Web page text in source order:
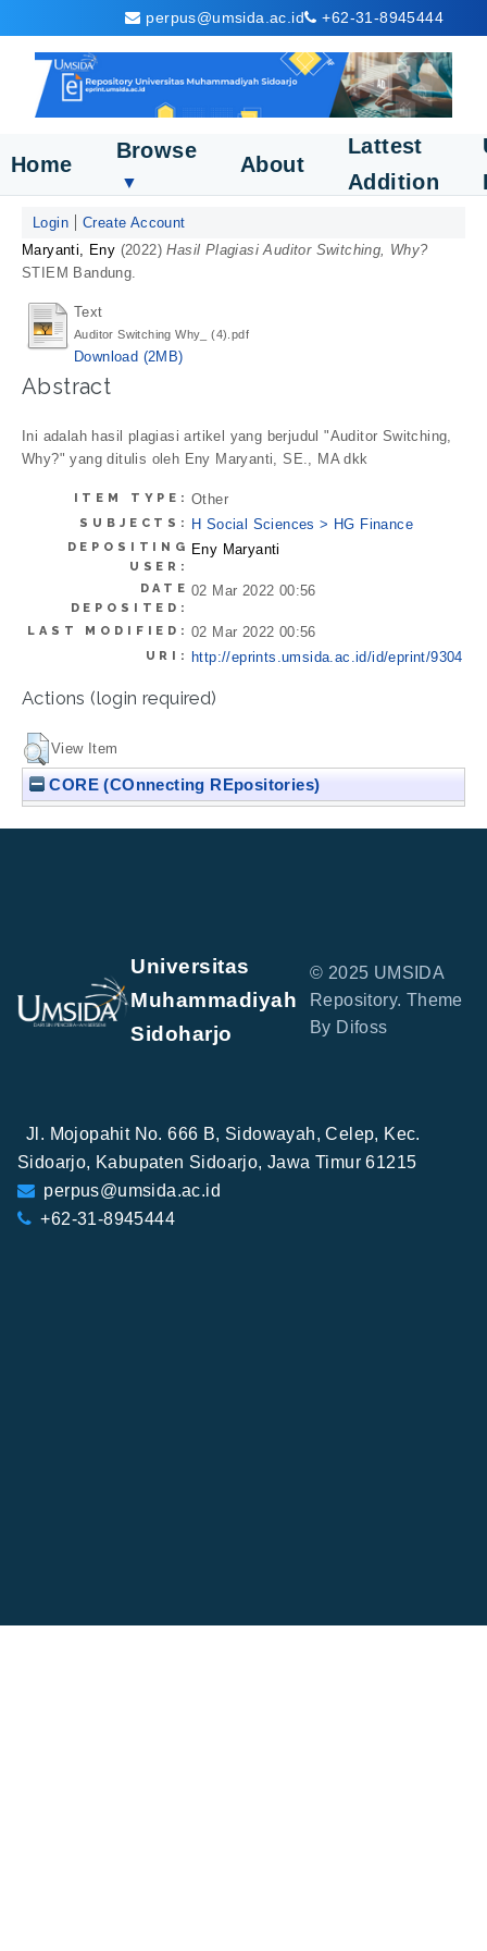
perpus@umsida.ac.id +62-31-8945444
Home
Browse
▼
About
Lattest
Addition
Login
Create Account
Maryanti, Eny (2022)Hasil Plagiasi Auditor Switching, Why?
STIEM Bandung.
Text
Auditor Switching Why_ (4).pdf
Download (2MB)
Abstract
Ini adalah hasil plagiasi artikel yang berjudul "Auditor Switching,
Why?" yang ditulis oleh Eny Maryanti, SE., MA dkk
ITEM TYPE: Other
SUBJECTS: H Social Sciences > HG Finance
DEPOSITING
USER:
Eny Maryanti
DATE
DEPOSITED:
02 Mar 2022 00:56
LAST MODIFIED: 02 Mar 2022 00:56
URI: http://eprints.umsida.ac.id/id/eprint/9304
Actions (login required)
View Item
CORE (COnnecting REpositories)
Universitas
Muhammadiyah
Sidoharjo
© 2025 UMSIDA
Repository. Theme
By Difoss
Jl. Mojopahit No. 666 B, Sidowayah, Celep, Kec.
Sidoarjo, Kabupaten Sidoarjo, Jawa Timur 61215
perpus@umsida.ac.id
+62-31-8945444